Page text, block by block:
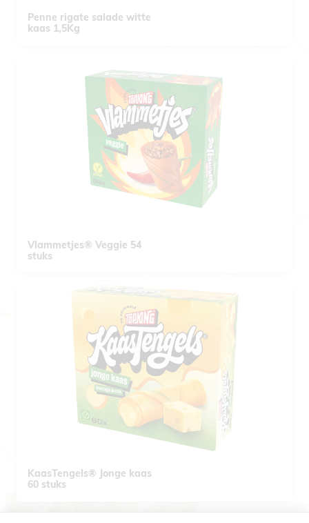
Penne rigate salade witte
kaas 1,5Kg
Vlammetjes® Veggie 54
stuks
KaasTengels® Jonge kaas
60 stuks